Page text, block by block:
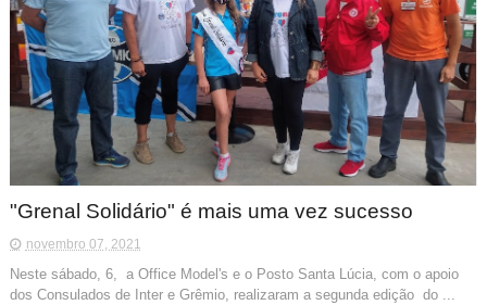
"Grenal Solidário" é mais uma vez sucesso
novembro 07, 2021
Neste sábado, 6, a Office Model's e o Posto Santa Lúcia, com o apoio
dos Consulados de Inter e Grêmio, realizaram a segunda edição do ...